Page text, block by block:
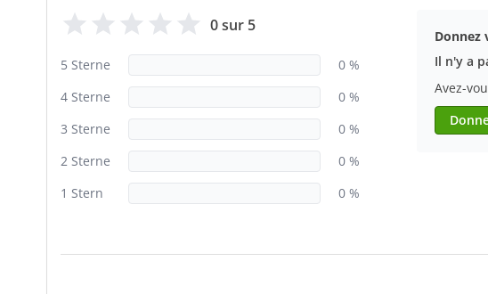
0 sur 5
5 Sterne
0 %
4 Sterne
0 %
3 Sterne
0 %
2 Sterne
0 %
1 Stern
0 %
Donnez
Il n'y a
Avez-